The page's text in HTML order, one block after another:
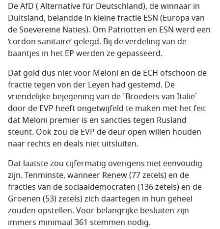
De AfD ( Alternative für Deutschland), de winnaar in
Duitsland, belandde in kleine fractie ESN (Europa van
de Soevereine Naties). Om Patriotten en ESN werd een
‘cordon sanitaire’ gelegd. Bij de verdeling van de
baantjes in het EP werden ze gepasseerd.
Dat gold dus niet voor Meloni en de ECH ofschoon de
fractie tegen von der Leyen had gestemd. De
vriendelijke bejegening van de ´Broeders van Italië´
door de EVP heeft ongetwijfeld te maken met het feit
dat Meloni premier is en sancties tegen Rusland
steunt. Ook zou de EVP de deur open willen houden
naar rechts en deals niet uitsluiten.
Dat laatste zou cijfermatig overigens niet eenvoudig
zijn. Tenminste, wanneer Renew (77 zetels) en de
fracties van de sociaaldemocraten (136 zetels) en de
Groenen (53) zetels) zich daartegen in hun geheel
zouden opstellen. Voor belangrijke besluiten zijn
immers minimaal 361 stemmen nodig.